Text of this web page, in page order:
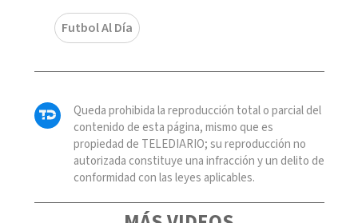
Futbol Al Día
Queda prohibida la reproducción total o parcial del
contenido de esta página, mismo que es
propiedad de TELEDIARIO; su reproducción no
autorizada constituye una infracción y un delito de
conformidad con las leyes aplicables.